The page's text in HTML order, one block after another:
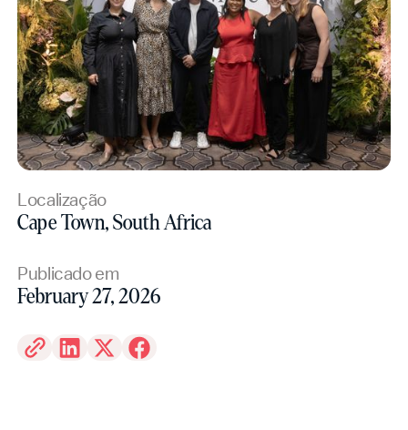
Localização
Cape Town, South Africa
Publicado em
February 27, 2026